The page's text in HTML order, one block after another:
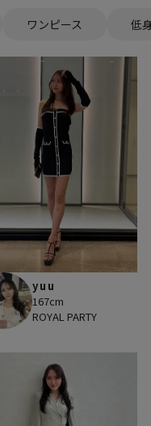
ワンピース 低
yuu
167cm
ROYAL PARTY